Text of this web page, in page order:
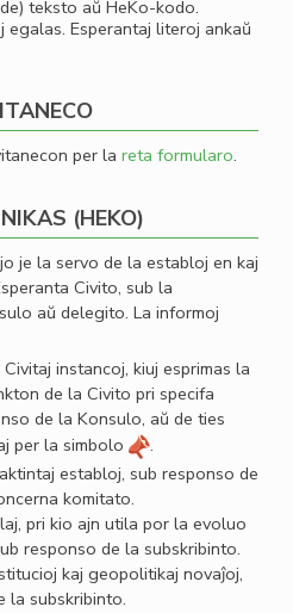
teksto aŭ HeKo-kodo.
egalas. Esperantaj literoj ankaŭ
per la reta formularo.
(HEKO)
je la servo de la establoj en kaj
Civito, sub la
aŭ delegito. La informoj
instancoj, kiuj esprimas la
de la Civito pri specifa
de la Konsulo, aŭ de ties
per la simbolo
.
establoj, sub responso de
komitato.
pri kio ajn utila por la evoluo
responso de la subskribinto.
kaj geopolitikaj novaĵoj,
la subskribinto.